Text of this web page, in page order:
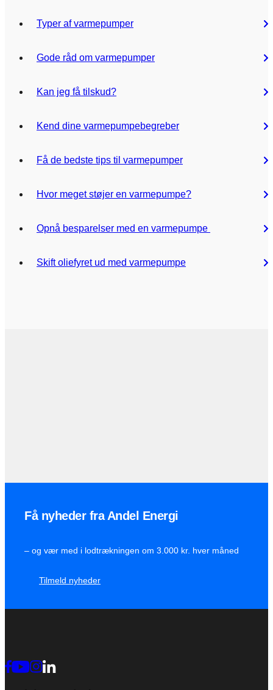
Typer af varmepumper
Gode råd om varmepumper
Kan jeg få tilskud?
Kend dine varmepumpebegreber
Få de bedste tips til varmepumper
Hvor meget støjer en varmepumpe?
Opnå besparelser med en varmepumpe
Skift oliefyret ud med varmepumpe
Få nyheder fra Andel Energi
– og vær med i lodtrækningen om 3.000 kr. hver måned
Tilmeld nyheder